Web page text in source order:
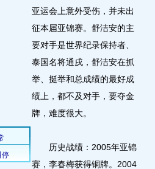
亚运会上意外受伤，并未出
征本届亚锦赛。舒洁安的主
要对手是世界纪录保持者、
泰国名将通戌，舒洁安在抓
举、挺举和总成绩的最好成
绩上，都不及对手，要夺金
牌，难度很大。
历史战绩：2005年亚锦
赛，李春梅获得铜牌。2004